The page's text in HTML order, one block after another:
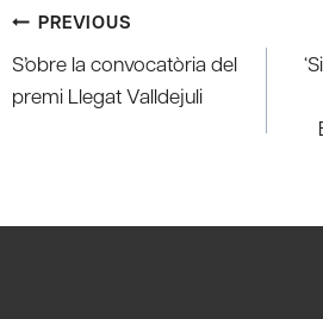
Post
navigation
PREVIOUS
S’obre la convocatòria del
premi Llegat Valldejuli